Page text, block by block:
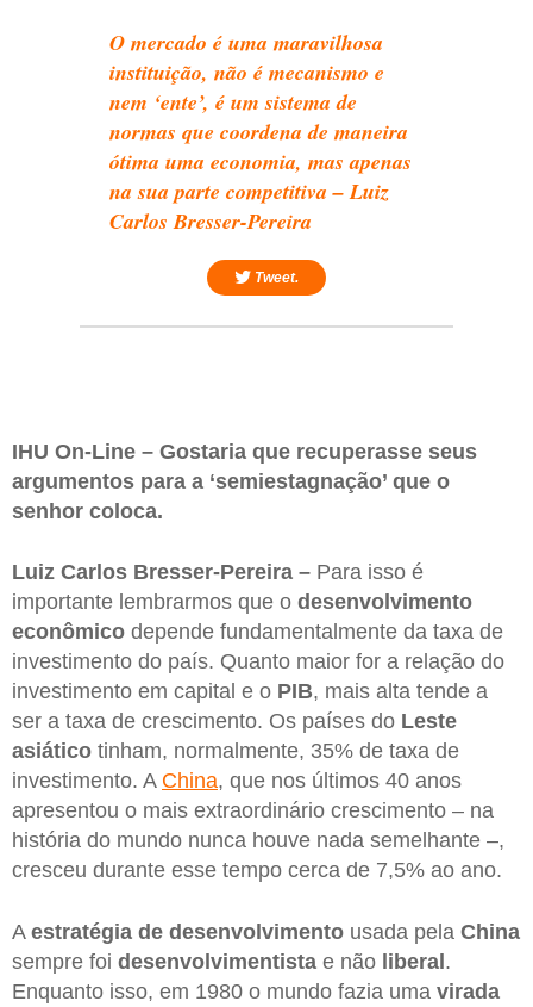
O mercado é uma maravilhosa
instituição, não é mecanismo e
nem ‘ente’, é um sistema de
normas que coordena de maneira
ótima uma economia, mas apenas
na sua parte competitiva – Luiz
Carlos Bresser-Pereira
Tweet.
IHU On-Line – Gostaria que recuperasse seus
argumentos para a ‘semiestagnação’ que o
senhor coloca.
Luiz Carlos Bresser-Pereira – Para isso é
importante lembrarmos que o desenvolvimento
econômico depende fundamentalmente da taxa de
investimento do país. Quanto maior for a relação do
investimento em capital e o PIB, mais alta tende a
ser a taxa de crescimento. Os países do Leste
asiático tinham, normalmente, 35% de taxa de
investimento. A China, que nos últimos 40 anos
apresentou o mais extraordinário crescimento – na
história do mundo nunca houve nada semelhante –,
cresceu durante esse tempo cerca de 7,5% ao ano.
A estratégia de desenvolvimento usada pela China
sempre foi desenvolvimentista e não liberal.
Enquanto isso, em 1980 o mundo fazia uma virada